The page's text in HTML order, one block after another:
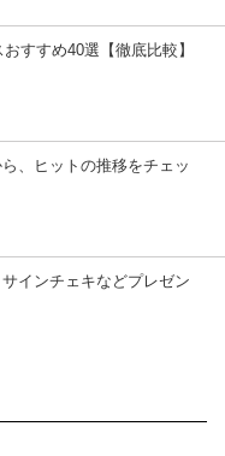
すすめ40選【徹底比較】
、ヒットの推移をチェッ
インチェキなどプレゼン